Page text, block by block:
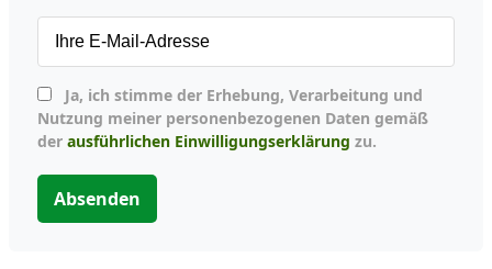
Nutzung meiner personenbezogenen Daten gemäß
der ausführlichen Einwilligungserklärung zu.
Absenden